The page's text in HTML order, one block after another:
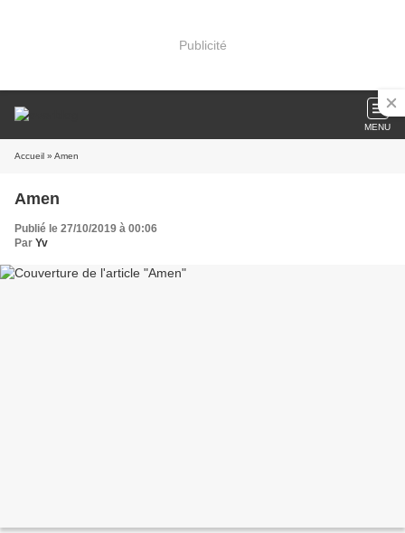
Publicité
MENU
Accueil » Amen
Amen
Publié le 27/10/2019 à 00:06
Par Yv